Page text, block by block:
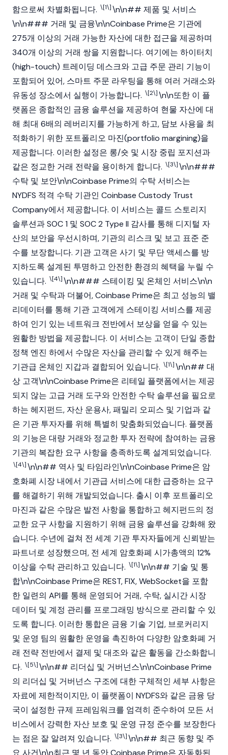
함으로써 차별화됩니다. \[1\]​\n\n## 제품 및 서비스
\n\n### 거래 및 금융\n\nCoinbase Prime은 기관에
275개 이상의 거래 가능한 자산에 대한 접근을 제공하며
340개 이상의 거래 쌍을 지원합니다. 여기에는 하이터치
(high-touch) 트레이딩 데스크와 고급 주문 관리 기능이
포함되어 있어, 스마트 주문 라우팅을 통해 여러 거래소와
유동성 장소에서 실행이 가능합니다. \[2\]​\n\n또한 이 플
랫폼은 종합적인 금융 솔루션을 제공하여 현물 자산에 대
해 최대 6배의 레버리지를 가능하게 하고, 담보 사용을 최
적화하기 위한 포트폴리오 마진(portfolio margining)을
제공합니다. 이러한 설정은 롱/숏 및 시장 중립 포지션과
같은 정교한 거래 전략을 용이하게 합니다. \[3\]​\n\n###
수탁 및 보안\n\nCoinbase Prime의 수탁 서비스는
NYDFS 적격 수탁 기관인 Coinbase Custody Trust
Company에서 제공합니다. 이 서비스는 콜드 스토리지
솔루션과 SOC 1 및 SOC 2 Type II 감사를 통해 디지털 자
산의 보안을 우선시하며, 기관의 리스크 및 보고 표준 준
수를 보장합니다. 기관 고객은 사기 및 무단 액세스를 방
지하도록 설계된 투명하고 안전한 환경의 혜택을 누릴 수
있습니다. \[4\]​\n\n### 스테이킹 및 온체인 서비스\n\n
거래 및 수탁과 더불어, Coinbase Prime은 최고 성능의 밸
리데이터를 통해 기관 고객에게 스테이킹 서비스를 제공
하여 인기 있는 네트워크 전반에서 보상을 얻을 수 있는
원활한 방법을 제공합니다. 이 서비스는 고객이 단일 종합
정책 엔진 하에서 수많은 자산을 관리할 수 있게 해주는
기관급 온체인 지갑과 결합되어 있습니다. \[1\]​\n\n## 대
상 고객\n\nCoinbase Prime은 리테일 플랫폼에서는 제공
되지 않는 고급 거래 도구와 안전한 수탁 솔루션을 필요로
하는 헤지펀드, 자산 운용사, 패밀리 오피스 및 기업과 같
은 기관 투자자를 위해 특별히 맞춤화되었습니다. 플랫폼
의 기능은 대량 거래와 정교한 투자 전략에 참여하는 금융
기관의 복잡한 요구 사항을 충족하도록 설계되었습니다.
\[4\]​\n\n## 역사 및 타임라인\n\nCoinbase Prime은 암
호화폐 시장 내에서 기관급 서비스에 대한 급증하는 요구
를 해결하기 위해 개발되었습니다. 출시 이후 포트폴리오
마진과 같은 수많은 발전 사항을 통합하고 헤지펀드의 정
교한 요구 사항을 지원하기 위해 금융 솔루션을 강화해 왔
습니다. 수년에 걸쳐 전 세계 기관 투자자들에게 신뢰받는
파트너로 성장했으며, 전 세계 암호화폐 시가총액의 12%
이상을 수탁 관리하고 있습니다. \[1\]​\n\n## 기술 및 통
합\n\nCoinbase Prime은 REST, FIX, WebSocket을 포함
한 일련의 API를 통해 운영되어 거래, 수탁, 실시간 시장
데이터 및 계정 관리를 프로그래밍 방식으로 관리할 수 있
도록 합니다. 이러한 통합은 금융 기술 기업, 브로커리지
및 운영 팀의 원활한 운영을 촉진하여 다양한 암호화폐 거
래 전략 전반에서 결제 및 대조와 같은 활동을 간소화합니
다. \[5\]​\n\n## 리더십 및 거버넌스\n\nCoinbase Prime
의 리더십 및 거버넌스 구조에 대한 구체적인 세부 사항은
자료에 제한적이지만, 이 플랫폼이 NYDFS와 같은 금융 당
국이 설정한 규제 프레임워크를 엄격히 준수하여 모든 서
비스에서 강력한 자산 보호 및 운영 규정 준수를 보장한다
는 점은 잘 알려져 있습니다. \[3\]​\n\n## 최근 동향 및 주
요 사건\n\n최근 몇 년 동안 Coinbase Prime은 자동화된